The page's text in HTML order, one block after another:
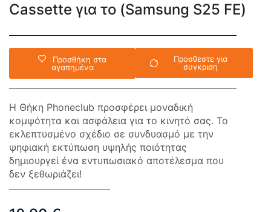
Cassette για το (Samsung S25 FE)
Προσθήκη στα
αγαπημένα
Προσθεστε για
συγκριση
Η Θήκη Phoneclub προσφέρει μοναδική
κομψότητα και ασφάλεια για το κινητό σας. Το
εκλεπτυσμένο σχέδιο σε συνδυασμό με την
ψηφιακή εκτύπωση υψηλής ποιότητας
δημιουργεί ένα εντυπωσιακό αποτέλεσμα που
δεν ξεθωριάζει!